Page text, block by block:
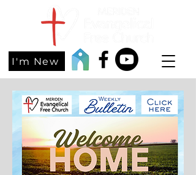
I'm New